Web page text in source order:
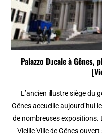
Palazzo Ducale à
L’ancien illustre siège du
Gênes accueille aujourd’hui
de nombreuses expositions.
Vieille Ville de Gênes